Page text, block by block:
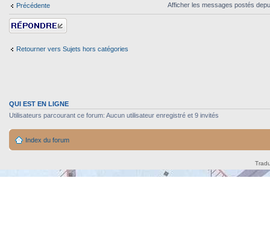
Précédente Afficher les messages postés
Répondre
Retourner vers Sujets hors catégories
QUI EST EN LIGNE
Utilisateurs parcourant ce forum: Aucun utilisateur enregistré et 9 invités
Index du forum